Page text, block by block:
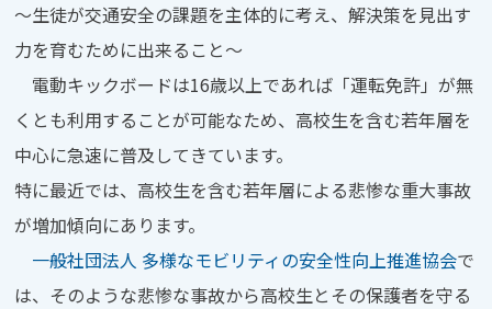
～生徒が交通安全の課題を主体的に考え、解決策を見出す
力を育むために出来ること～
電動キックボードは16歳以上であれば「運転免許」が無
くとも利用することが可能なため、高校生を含む若年層を
中心に急速に普及してきています。
特に最近では、高校生を含む若年層による悲惨な重大事故
が増加傾向にあります。
一般社団法人 多様なモビリティの安全性向上推進協会で
は、そのような悲惨な事故から高校生とその保護者を守る